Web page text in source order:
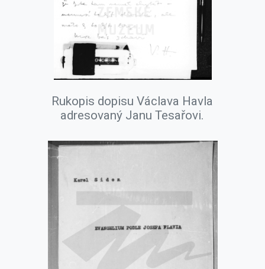
Rukopis dopisu Václava Havla
adresovaný Janu Tesařovi.